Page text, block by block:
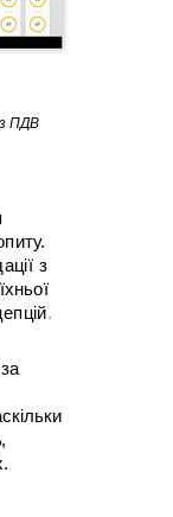
з
.
ПДВ